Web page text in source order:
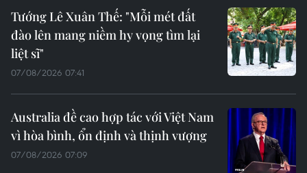
Tướng Lê Xuân Thế: "Mỗi mét đất
đào lên mang niềm hy vọng tìm lại
liệt sĩ"
07/08/2026 07:41
Australia đề cao hợp tác với Việt Nam
vì hòa bình, ổn định và thịnh vượng
07/08/2026 07:09